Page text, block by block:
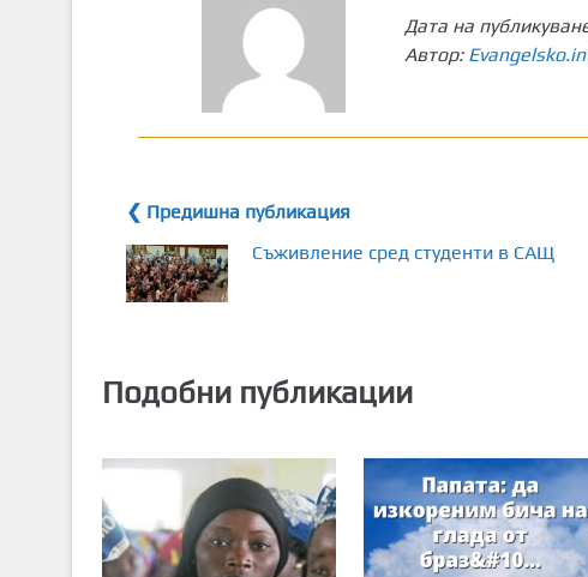
Дата на
Автор:
❮ Предишна публикация
Съживление сред студенти в САЩ
Подобни публикации